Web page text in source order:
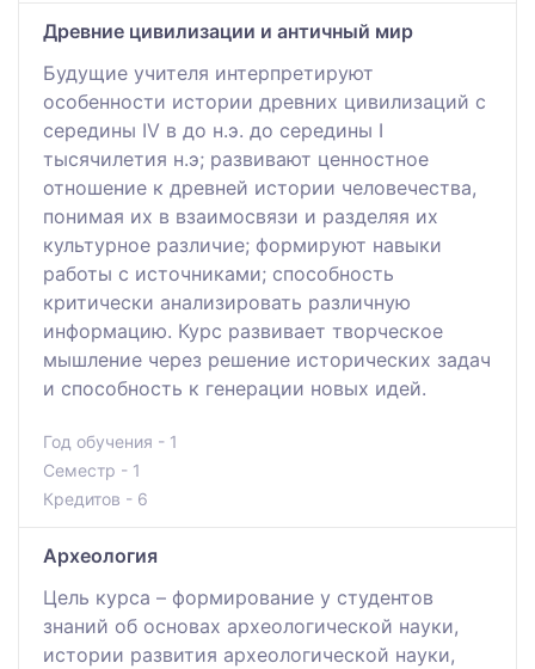
Древние цивилизации и античный мир
Будущие учителя интерпретируют
особенности истории древних цивилизаций с
середины ІV в до н.э. до середины І
тысячилетия н.э; развивают ценностное
отношение к древней истории человечества,
понимая их в взаимосвязи и разделяя их
культурное различие; формируют навыки
работы с источниками; способность
критически анализировать различную
информацию. Курс развивает творческое
мышление через решение исторических задач
и способность к генерации новых идей.
Год обучения - 1
Семестр - 1
Кредитов - 6
Археология
Цель курса – формирование у студентов
знаний об основах археологической науки,
истории развития археологической науки,